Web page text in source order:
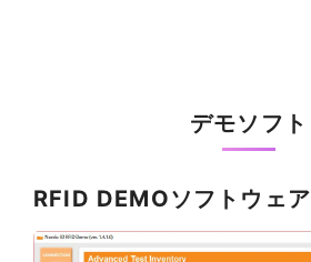
デモソフト
RFID DEMOソフトウェア